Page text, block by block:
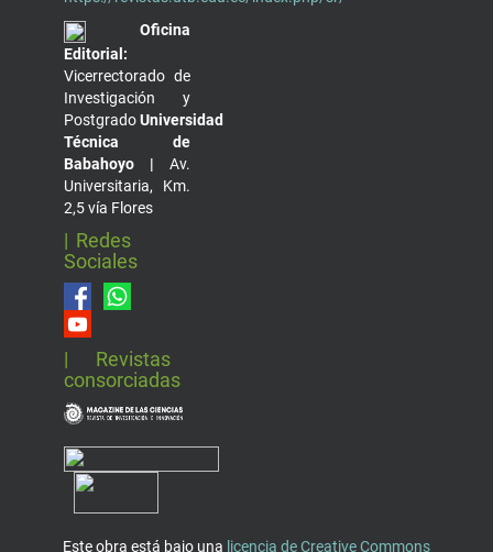
Oficina
Editorial:
Vicerrectorado de
Investigación y
PostgradoUniversidad
Técnica de
Babahoyo | Av.
Universitaria, Km.
2,5 vía Flores
| Redes
Sociales
| Revistas
consorciadas
Este obra está bajo una licencia de Creative Commons